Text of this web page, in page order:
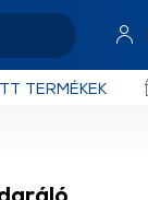
TERMÉKEK